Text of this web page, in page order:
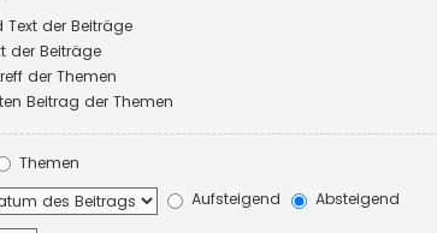
Text der Beiträge
der Beiträge
der Themen
Beitrag der Themen
Themen
Aufsteigend
Absteigend